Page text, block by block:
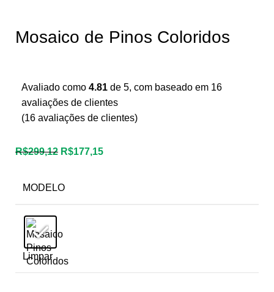
Mosaico de Pinos Coloridos
Avaliado como 4.81 de 5, com baseado em 16
avaliações de clientes
(16 avaliações de clientes)
R$299,12 R$177,15
MODELO
Limpar